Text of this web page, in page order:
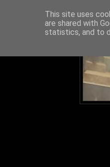
This site uses
are shared with
statistics, and to